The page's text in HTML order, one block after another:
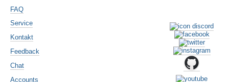
FAQ
Service
Kontakt
Feedback
Chat
Accounts